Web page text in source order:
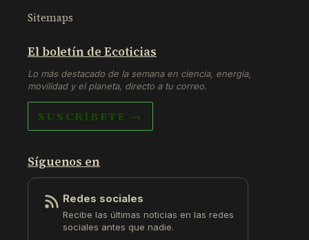
Sitemaps
El boletín de Ecoticias
Lo más destacado de la semana en ciencia, energía,
movilidad y el planeta, directo a tu correo.
SUSCRÍBETE →
Síguenos en
Redes sociales
Recibe las últimas noticias en las redes
sociales antes que nadie.